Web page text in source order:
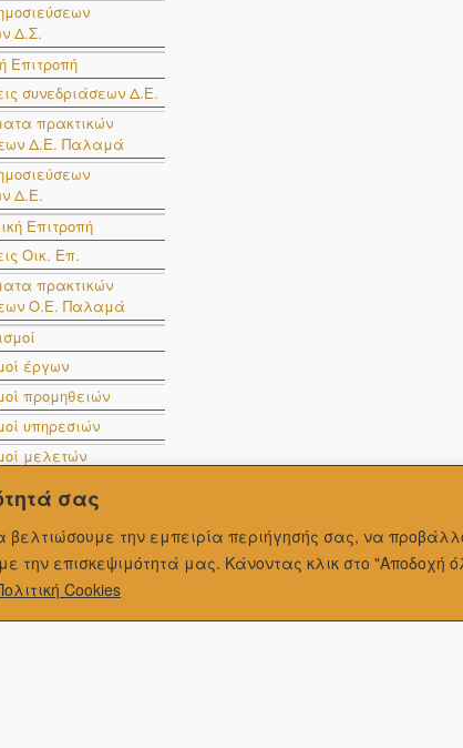
σας
βελτιώσουμε την εμπειρία περιήγησής σας, να
την επισκεψιμότητά μας. Κάνοντας κλικ στο "Αποδοχή
Cookies
Δ.Σ.
Επιτροπή
συνεδριάσεων Δ.Ε.
πρακτικών
Δ.E. Παλαμά
Δ.Ε.
Επιτροπή
Οικ. Επ.
πρακτικών
Ο.E. Παλαμά
έργων
προμηθειών
υπηρεσιών
μελετών